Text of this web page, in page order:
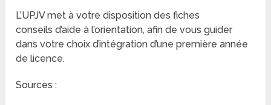
L’UPJV met à votre disposition des fiches
conseils d’aide à l’orientation, afin de vous guider
dans votre choix d’intégration d’une première année
de licence.
Sources :